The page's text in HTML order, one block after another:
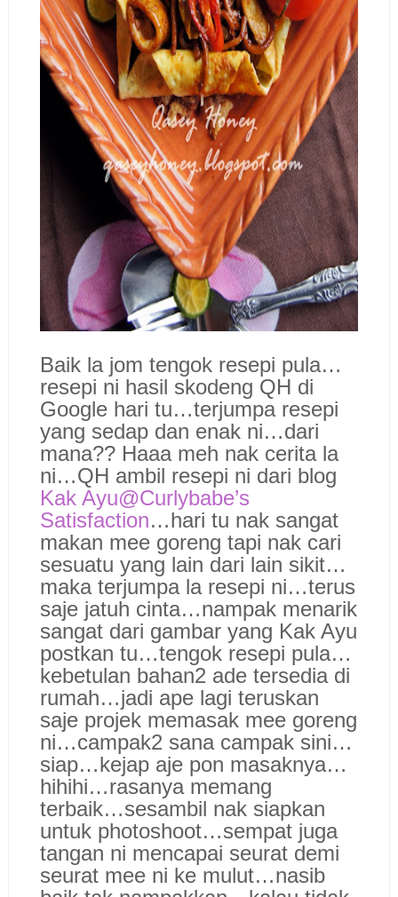
Baik la jom tengok resepi pula…
resepi ni hasil skodeng QH di
Google hari tu…terjumpa resepi
yang sedap dan enak ni…dari
mana?? Haaa meh nak cerita la
ni…QH ambil resepi ni dari blog
Kak Ayu@Curlybabe’s
Satisfaction…hari tu nak sangat
makan mee goreng tapi nak cari
sesuatu yang lain dari lain sikit…
maka terjumpa la resepi ni…terus
saje jatuh cinta…nampak menarik
sangat dari gambar yang Kak Ayu
postkan tu…tengok resepi pula…
kebetulan bahan2 ade tersedia di
rumah…jadi ape lagi teruskan
saje projek memasak mee goreng
ni…campak2 sana campak sini…
siap…kejap aje pon masaknya…
hihihi…rasanya memang
terbaik…sesambil nak siapkan
untuk photoshoot…sempat juga
tangan ni mencapai seurat demi
seurat mee ni ke mulut…nasib